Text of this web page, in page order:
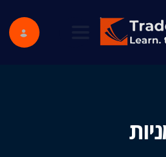
navigation